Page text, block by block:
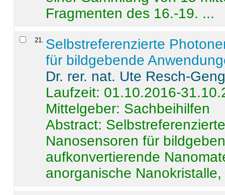
Fragmenten des 16.-19. ...
21
Selbstreferenzierte
für bildgebende
Dr. rer. nat. Ute Resch-
Laufzeit: 01.10.2016-
Mittelgeber: Sachbeihilfen
Abstract:
Nanosensoren für
aufkonvertierende
anorganische